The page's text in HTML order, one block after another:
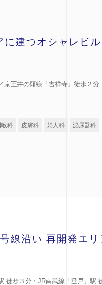
に建つオシャレビル
京王井の頭線「吉祥寺」徒歩２分
喉科 皮膚科 婦人科 泌尿器科
線沿い 再開発エリ
徒歩３分・JR南武線「登戸」駅